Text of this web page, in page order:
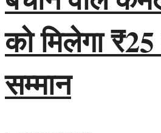
को मिलेगा
सम्मान